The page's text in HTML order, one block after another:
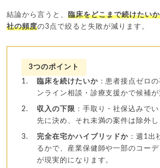
結論から言うと、臨床をどこまで続けたい
社の頻度の3点で絞ると失敗が減ります。
3つのポイント
臨床を続けたいか：患者接点ゼロ
ンライン相談・診療支援かで候補が
収入の下限 ：手取り・社保込みで
先に決め、それ未満の案件は除外し
完全在宅かハイブリッドか ：週1出
るかで、産業保健師や一部のコー
が現実的になります。